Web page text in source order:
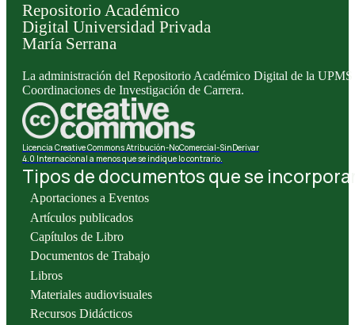
Repositorio Académico
Digital Universidad Privada
María Serrana
La administración del Repositorio Académico Digital de la
Coordinaciones de Investigación de Carrera.
Licencia Creative Commons Atribución-NoComercial-SinDerivar
4.0 Internacional a menos que se indique lo contrario.
Tipos de documentos que se
Aportaciones a Eventos
Artículos publicados
Capítulos de Libro
Documentos de Trabajo
Libros
Materiales audiovisuales
Recursos Didácticos